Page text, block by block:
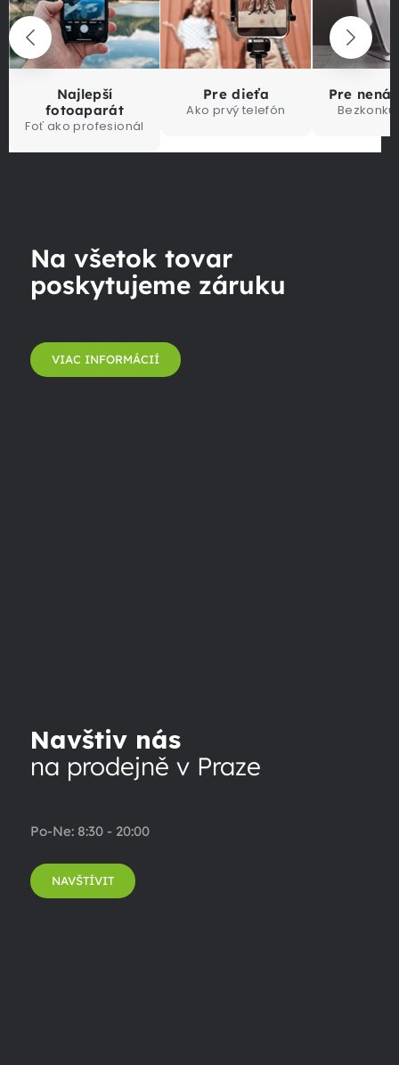
Najlepší
fotoaparát
Foť ako profesionál
Pre dieťa
Ako prvý telefón
Pre
Na všetok tovar
poskytujeme záruku
VIAC INFORMÁCIÍ
Navštiv nás
na prodejně v Praze
Po-Ne: 8:30 - 20:00
NAVŠTÍVIT